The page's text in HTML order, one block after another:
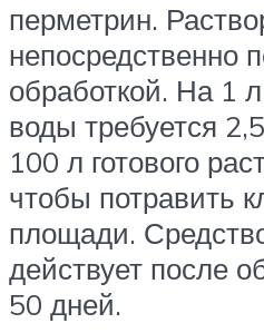
перметрин.
непосредственно
обработкой. На 1
воды требуется
100 л готового
чтобы потравить
площади.
действует после
50 дней.